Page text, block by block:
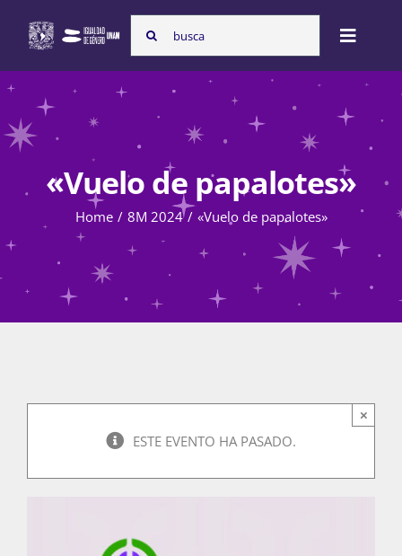
content
Search
for:
Toggle
Nosotras
Programas
Atención de la violencia de género
La Boletina
«Vuelo de papalotes»
Home 8M 2024 «Vuelo de papalotes»
ESTE EVENTO HA PASADO.
×